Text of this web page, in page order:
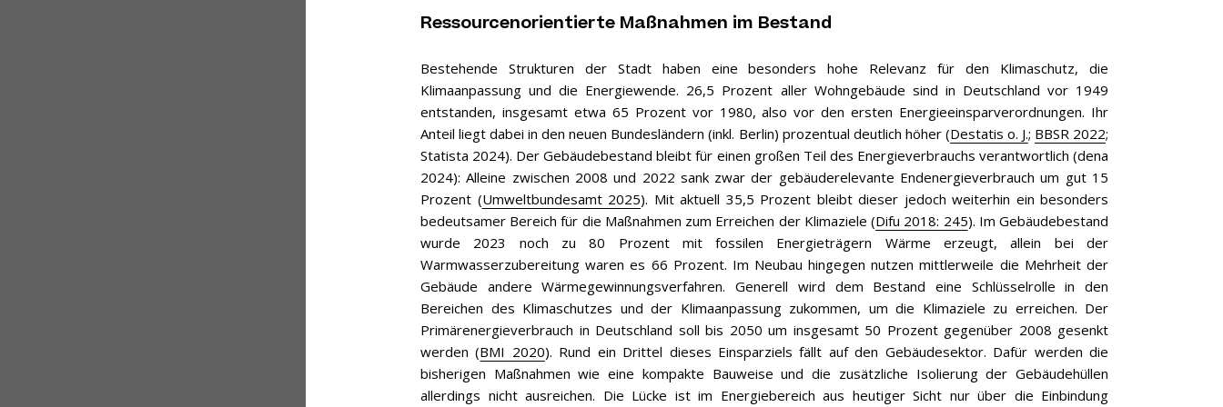
Ressourcenorientierte Maßnahmen im Bestand
Bestehende Strukturen der Stadt haben eine besonders hohe Relevanz für den Klimaschutz, die
Klimaanpassung und die Energiewende. 26,5 Prozent aller Wohngebäude sind in Deutschland vor 1949
entstanden, insgesamt etwa 65 Prozent vor 1980, also vor den ersten Energieeinsparverordnungen. Ihr
Anteil liegt dabei in den neuen Bundesländern (inkl. Berlin) prozentual deutlich höher (Destatis o. J.; BBSR 2022;
Statista 2024). Der Gebäudebestand bleibt für einen großen Teil des Energieverbrauchs verantwortlich (dena
2024): Alleine zwischen 2008 und 2022 sank zwar der gebäuderelevante Endenergieverbrauch um gut 15
Prozent (Umweltbundesamt 2025). Mit aktuell 35,5 Prozent bleibt dieser jedoch weiterhin ein besonders
bedeutsamer Bereich für die Maßnahmen zum Erreichen der Klimaziele (Difu 2018: 245). Im Gebäudebestand
wurde 2023 noch zu 80 Prozent mit fossilen Energieträgern Wärme erzeugt, allein bei der
Warmwasserzubereitung waren es 66 Prozent. Im Neubau hingegen nutzen mittlerweile die Mehrheit der
Gebäude andere Wärmegewinnungsverfahren. Generell wird dem Bestand eine Schlüsselrolle in den
Bereichen des Klimaschutzes und der Klimaanpassung zukommen, um die Klimaziele zu erreichen. Der
Primärenergieverbrauch in Deutschland soll bis 2050 um insgesamt 50 Prozent gegenüber 2008 gesenkt
werden (BMI 2020). Rund ein Drittel dieses Einsparziels fällt auf den Gebäudesektor. Dafür werden die
bisherigen Maßnahmen wie eine kompakte Bauweise und die zusätzliche Isolierung der Gebäudehüllen
allerdings nicht ausreichen. Die Lücke ist im Energiebereich aus heutiger Sicht nur über die Einbindung